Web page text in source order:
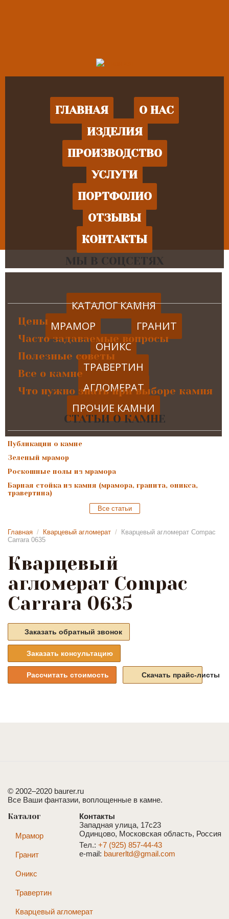
ГЛАВНАЯ
О НАС
ИЗДЕЛИЯ
ПРОИЗВОДСТВО
УСЛУГИ
ПОРТФОЛИО
ОТЗЫВЫ
КОНТАКТЫ
КАТАЛОГ КАМНЯ
МРАМОР
ГРАНИТ
ОНИКС
ТРАВЕРТИН
АГЛОМЕРАТ
ПРОЧИЕ КАМНИ
МЫ В СОЦСЕТЯХ
Цены
Часто задаваемые вопросы
Полезные советы
Все о камне
Что нужно знать при выборе камня
СТАТЬИ О КАМНЕ
Публикации о камне
Зеленый мрамор
Роскошные полы из мрамора
Барная стойка из камня (мрамора, гранита, оникса,
травертина)
Все статьи
Главная / Кварцевый агломерат / Кварцевый агломерат Compac
Carrara 0635
Кварцевый
агломерат Compac
Carrara 0635
Заказать обратный звонок
Заказать консультацию
Рассчитать стоимость Скачать прайс-листы
© 2002–2020 baurer.ru
Все Ваши фантазии, воплощенные в камне.
Контакты
Западная улица, 17с23
Одинцово, Московская область, Россия
Тел.: +7 (925) 857-44-43
e-mail: baurerltd@gmail.com
Каталог
Мрамор
Гранит
Оникс
Травертин
Кварцевый агломерат